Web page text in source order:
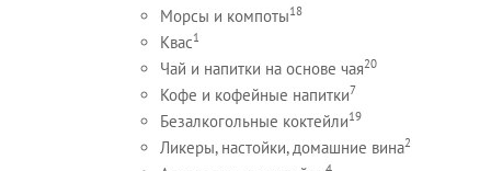
Морсы и компоты18
Квас1
Чай и напитки на основе чая20
Кофе и кофейные напитки7
Безалкогольные коктейли19
Ликеры, настойки, домашние вина2